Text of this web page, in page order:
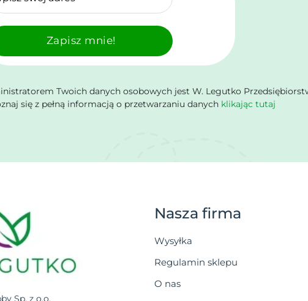
Zapisz mnie!
Twoich danych osobowych jest W. Legutko
się z pełną informacją o przetwarzaniu danych klikając tutaj
Sp. z o.o.
Nasza firma
Wysyłka
Regulamin sklepu
O nas